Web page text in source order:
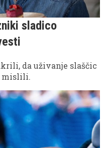
sladico
da uživanje slaščic
mislili.